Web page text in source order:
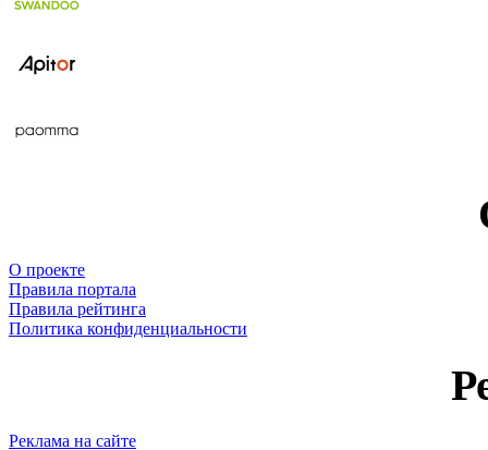
О проекте
Правила портала
Правила рейтинга
Политика конфиденциальности
Реклама на сайте